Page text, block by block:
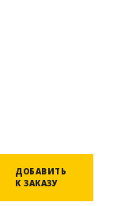
ДОБАВИТЬ
К ЗАКАЗУ